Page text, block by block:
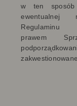
w ten sposób
ewentualnej
prawem
podporza